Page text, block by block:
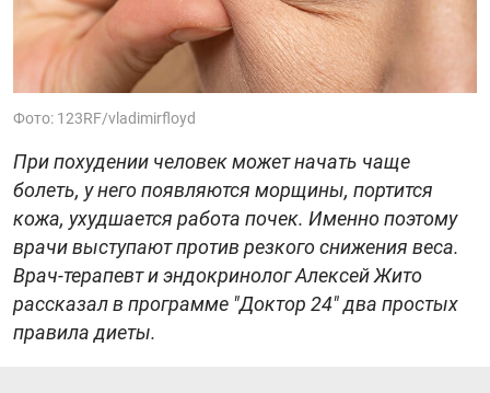
Фото: 123RF/vladimirfloyd
При похудении человек может начать чаще
болеть, у него появляются морщины, портится
кожа, ухудшается работа почек. Именно поэтому
врачи выступают против резкого снижения веса.
Врач-терапевт и эндокринолог Алексей Жито
рассказал в программе "Доктор 24" два простых
правила диеты.